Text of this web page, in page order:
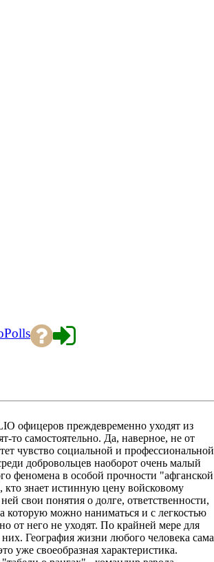
Polls
офицеров преждевременно уходят из
то самостоятельно. Да, наверное, не от
чувство социальной и профессиональной
добровольцев наоборот очень малый
феномена в особой прочности "афганской
знает истинную цену войсковому
свои понятия о долге, ответственности,
которую можно наниматься и с легкостью
от него не уходят. По крайней мере для
География жизни любого человека сама
уже своеобразная характеристика.